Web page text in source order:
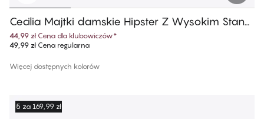
Cecilia Majtki damskie Hipster Z Wysokim Stane
m
44,99 zł Cena dla klubowiczów*
49,99 złCena regularna
Więcej dostępnych kolorów
5 za 169,99 zł